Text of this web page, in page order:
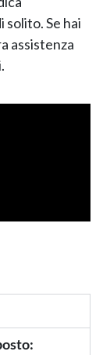
solito. Se hai
assistenza